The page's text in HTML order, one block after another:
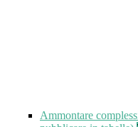
Ammontare